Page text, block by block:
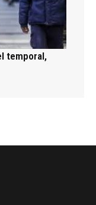
temporal,